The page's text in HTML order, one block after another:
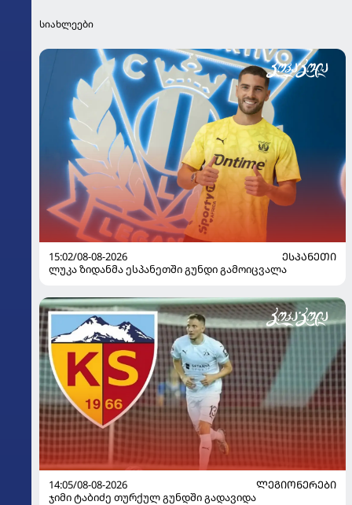
სიახლეები
15:02/08-08-2026
ᲔᲡᲞᲐᲜᲔᲗᲘ
ლუკა ზიდანმა ესპანეთში გუნდი გამოიცვალა
14:05/08-08-2026
ᲚᲔᲒᲘᲝᲜᲔᲠᲔᲑᲘ
ჯიმი ტაბიძე თურქულ გუნდში გადავიდა